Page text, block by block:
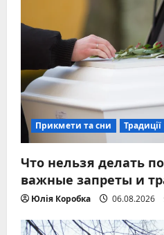
Прикмети та сни Традиції
Что нельзя делать
важные запреты и
Юлія Коробка 06.08.2026